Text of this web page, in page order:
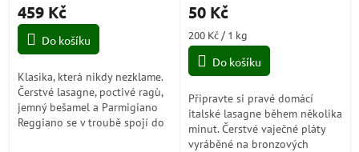
459 Kč
Do košíku
Klasika, která nikdy nezklame.
Čerstvé lasagne, poctivé ragù,
jemný bešamel a Parmigiano
Reggiano se v troubě spojí do
50 Kč
Měrná
cena:
200 Kč / 1 kg
Do košíku
Připravte si pravé domácí
italské lasagne během několika
minut. Čerstvé vaječné pláty
vyráběné na bronzových